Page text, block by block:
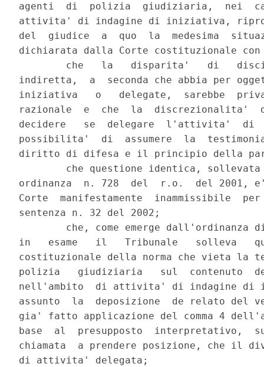
agenti  di  polizia  giudiziaria,  nei
attivita' di indagine di iniziativa,
del  giudice  a  quo  la  medesima
dichiarata dalla Corte costituzionale
che   la   disparita'   di
indiretta,  a  seconda che abbia per
iniziativa   o   delegate,  sarebbe
razionale  e  che  la  discrezionalita'
decidere   se  delegare  l'attivita'  di
possibilita'  di  assumere  la
diritto di difesa e il principio della
che questione identica,
ordinanza  n. 728  del  r.o.  del 2001,
Corte  manifestamente  inammissibile
sentenza n. 32 del 2002;
che, come emerge dall'ordinanza
in   esame   il   Tribunale   solleva
costituzionale della norma che vieta la
polizia   giudiziaria   sul  contenuto
nell'ambito  di attivita' di indagine di
assunto  la  deposizione  de relato del
gia' fatto applicazione del comma 4
base  al  presupposto  interpretativo,
chiamata  a prendere posizione, che il
di attivita' delegata;